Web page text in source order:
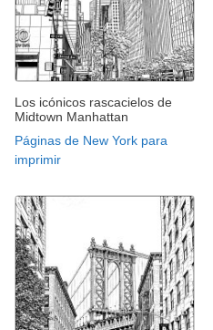
Los icónicos rascacielos de
Midtown Manhattan
Páginas de New York para
imprimir